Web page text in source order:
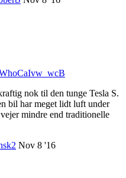
nok til den tunge Tesla S.
bil har meget lidt luft under
mindre end traditionelle
Nov 8 '16